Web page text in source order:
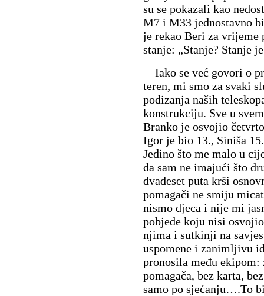
su se pokazali kao
M7 i M33 jednostavno
je rekao Beri za vrijeme
stanje: „Stanje? Stanje
Iako se već govori o
teren, mi smo za svaki
podizanja naših
konstrukciju. Sve u
Branko je osvojio
Igor je bio 13., Siniša
Jedino što me malo u
da sam ne imajući što
dvadeset puta krši
pomagači ne smiju
nismo djeca i nije mi
pobjede koju nisi
njima i sutkinji na
uspomene i zanimljivu
pronosila među ekipom:
pomagača, bez karta,
samo po sjećanju….To